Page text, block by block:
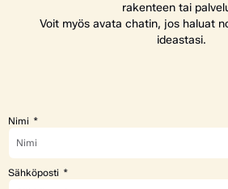
rakenteen tai
Voit myös avata chatin, jos haluat
ideastasi.
Nimi
Sähköposti